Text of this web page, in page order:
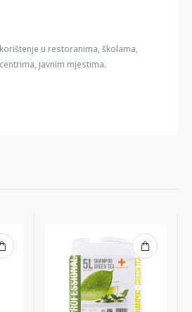
u restoranima, školama,
javnim mjestima.